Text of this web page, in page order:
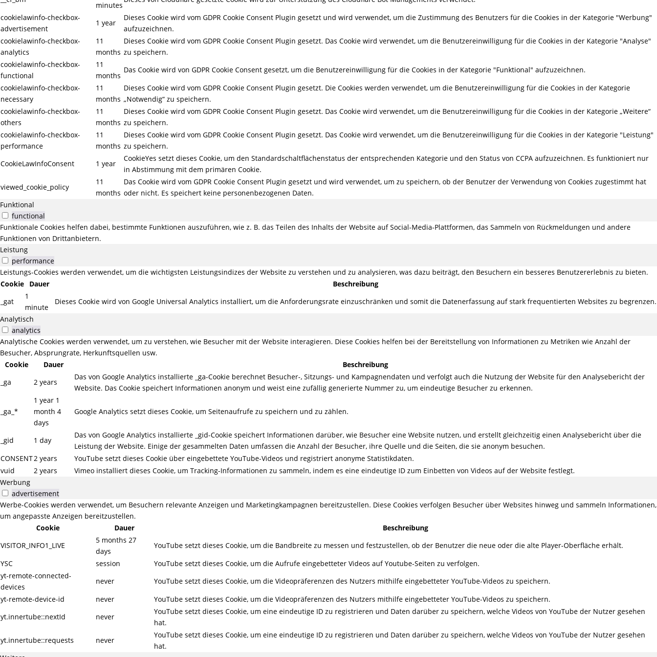
minutes
cookielawinfo-checkbox-
advertisement
1 year
Dieses Cookie wird vom GDPR Cookie Consent Plugin gesetzt und wird verwendet, um die Zustimmung des Benutzers für die Cookies in der Kategorie "Werbung"
aufzuzeichnen.
cookielawinfo-checkbox-
analytics
11
months
Dieses Cookie wird vom GDPR Cookie Consent Plugin gesetzt. Das Cookie wird verwendet, um die Benutzereinwilligung für die Cookies in der Kategorie "Analyse"
zu speichern.
cookielawinfo-checkbox-
functional
11
months
Das Cookie wird von GDPR Cookie Consent gesetzt, um die Benutzereinwilligung für die Cookies in der Kategorie "Funktional" aufzuzeichnen.
cookielawinfo-checkbox-
necessary
11
months
Dieses Cookie wird vom GDPR Cookie Consent Plugin gesetzt. Die Cookies werden verwendet, um die Benutzereinwilligung für die Cookies in der Kategorie
„Notwendig“ zu speichern.
cookielawinfo-checkbox-
others
11
months
Dieses Cookie wird vom GDPR Cookie Consent Plugin gesetzt. Das Cookie wird verwendet, um die Benutzereinwilligung für die Cookies in der Kategorie „Weitere“
zu speichern.
cookielawinfo-checkbox-
performance
11
months
Dieses Cookie wird vom GDPR Cookie Consent Plugin gesetzt. Das Cookie wird verwendet, um die Benutzereinwilligung für die Cookies in der Kategorie "Leistung"
zu speichern.
CookieLawInfoConsent
1 year
CookieYes setzt dieses Cookie, um den Standardschaltflächenstatus der entsprechenden Kategorie und den Status von CCPA aufzuzeichnen. Es funktioniert nur
in Abstimmung mit dem primären Cookie.
viewed_cookie_policy
11
months
Das Cookie wird vom GDPR Cookie Consent Plugin gesetzt und wird verwendet, um zu speichern, ob der Benutzer der Verwendung von Cookies zugestimmt hat
oder nicht. Es speichert keine personenbezogenen Daten.
Funktional
functional
Funktionale Cookies helfen dabei, bestimmte Funktionen auszuführen, wie z. B. das Teilen des Inhalts der Website auf Social-Media-Plattformen, das Sammeln von Rückmeldungen und andere
Funktionen von Drittanbietern.
Leistung
performance
Leistungs-Cookies werden verwendet, um die wichtigsten Leistungsindizes der Website zu verstehen und zu analysieren, was dazu beiträgt, den Besuchern ein besseres Benutzererlebnis zu bieten.
Cookie
Dauer
Beschreibung
_gat
1
minute
Dieses Cookie wird von Google Universal Analytics installiert, um die Anforderungsrate einzuschränken und somit die Datenerfassung auf stark frequentierten Websites zu begrenzen.
Analytisch
analytics
Analytische Cookies werden verwendet, um zu verstehen, wie Besucher mit der Website interagieren. Diese Cookies helfen bei der Bereitstellung von Informationen zu Metriken wie Anzahl der
Besucher, Absprungrate, Herkunftsquellen usw.
Cookie
Dauer
Beschreibung
_ga
2 years
Das von Google Analytics installierte _ga-Cookie berechnet Besucher-, Sitzungs- und Kampagnendaten und verfolgt auch die Nutzung der Website für den Analysebericht der
Website. Das Cookie speichert Informationen anonym und weist eine zufällig generierte Nummer zu, um eindeutige Besucher zu erkennen.
_ga_*
1 year 1
month 4
days
Google Analytics setzt dieses Cookie, um Seitenaufrufe zu speichern und zu zählen.
_gid 1 day
Das von Google Analytics installierte _gid-Cookie speichert Informationen darüber, wie Besucher eine Website nutzen, und erstellt gleichzeitig einen Analysebericht über die
Leistung der Website. Einige der gesammelten Daten umfassen die Anzahl der Besucher, ihre Quelle und die Seiten, die sie anonym besuchen.
CONSENT2 years
YouTube setzt dieses Cookie über eingebettete YouTube-Videos und registriert anonyme Statistikdaten.
vuid
2 years
Vimeo installiert dieses Cookie, um Tracking-Informationen zu sammeln, indem es eine eindeutige ID zum Einbetten von Videos auf der Website festlegt.
Werbung
advertisement
Werbe-Cookies werden verwendet, um Besuchern relevante Anzeigen und Marketingkampagnen bereitzustellen. Diese Cookies verfolgen Besucher über Websites hinweg und sammeln Informationen,
um angepasste Anzeigen bereitzustellen.
Cookie
Dauer
Beschreibung
VISITOR_INFO1_LIVE
5 months 27
days
YouTube setzt dieses Cookie, um die Bandbreite zu messen und festzustellen, ob der Benutzer die neue oder die alte Player-Oberfläche erhält.
YSC
session
YouTube setzt dieses Cookie, um die Aufrufe eingebetteter Videos auf Youtube-Seiten zu verfolgen.
yt-remote-connected-
devices
never
YouTube setzt dieses Cookie, um die Videopräferenzen des Nutzers mithilfe eingebetteter YouTube-Videos zu speichern.
yt-remote-device-id
never
YouTube setzt dieses Cookie, um die Videopräferenzen des Nutzers mithilfe eingebetteter YouTube-Videos zu speichern.
yt.innertube::nextId
never
YouTube setzt dieses Cookie, um eine eindeutige ID zu registrieren und Daten darüber zu speichern, welche Videos von YouTube der Nutzer gesehen
hat.
yt.innertube::requests
never
YouTube setzt dieses Cookie, um eine eindeutige ID zu registrieren und Daten darüber zu speichern, welche Videos von YouTube der Nutzer gesehen
hat.